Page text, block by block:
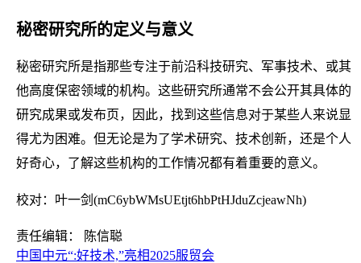
秘密研究所的定义与意义
秘密研究所是指那些专注于前沿科技研究、军事技术、或其
他高度保密领域的机构。这些研究所通常不会公开其具体的
研究成果或发布页，因此，找到这些信息对于某些人来说显
得尤为困难。但无论是为了学术研究、技术创新，还是个人
好奇心，了解这些机构的工作情况都有着重要的意义。
校对：叶一剑(mC6ybWMsUEtjt6hbPtHJduZcjeawNh)
责任编辑： 陈信聪
中国中元“:好技术,”亮相2025服贸会